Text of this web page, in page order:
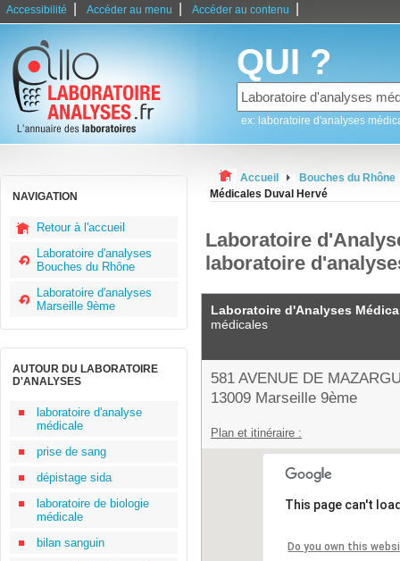
Accessibilité Accéder au menu Accéder au contenu
QUI ?
ex: laboratoire d'analyses
NAVIGATION
Retour à l'accueil
Laboratoire d'analyses
Bouches du Rhône
Laboratoire d'analyses
Marseille 9ème
AUTOUR DU LABORATOIRE
D'ANALYSES
laboratoire d'analyse
médicale
prise de sang
dépistage sida
laboratoire de biologie
médicale
bilan sanguin
Accueil
Bouches du Rhône
Médicales Duval Hervé
Laboratoire
laboratoire
Laboratoire d'Analyses
médicales
581 AVENUE DE
13009 Marseille 9ème
Plan et itinéraire :
This page can't
Do you own this